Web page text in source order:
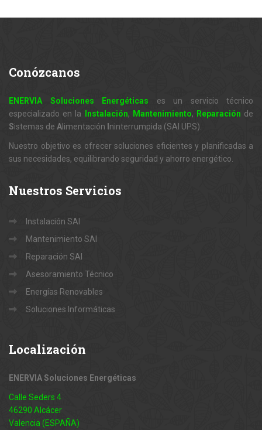
Conózcanos
ENERVIA Soluciones Energéticas es un servicio técnico
especializado en la
Instalación, Mantenimiento, Reparación de
Sistemas de A limentación ninterrumpida (SAI UPS).
Nuestro objetivo es ofrecer soluciones eficientes y planificadas a
sus necesidades, equilibrando seguridad y ahorro energético.
Nuestros Servicios
Instalación SAI
Mantenimiento SAI
Reparación SAI
Asesoramiento Técnico
Energías Renovables
Soluciones Informáticas
Localización
ENERVIA Soluciones Energéticas
Calle Seders 4
46290 Alcácer
Valencia (ESPAÑA)